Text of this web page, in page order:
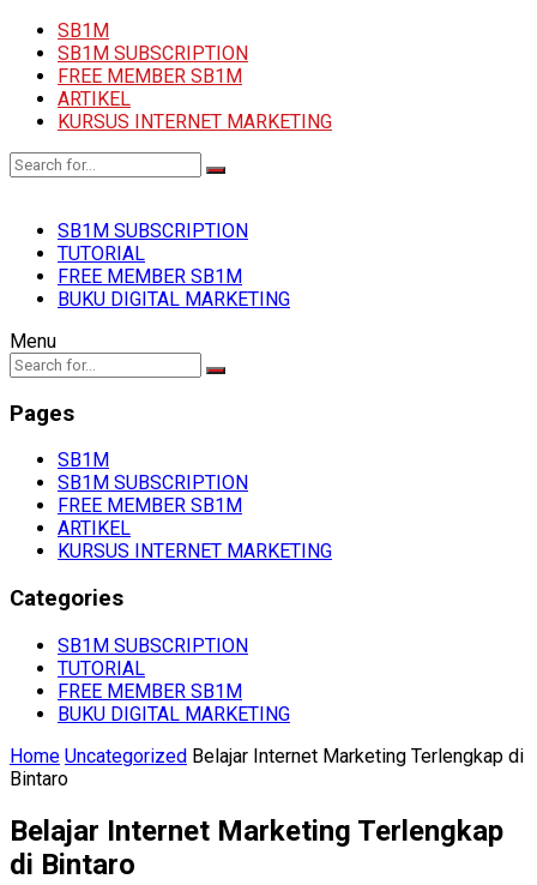
SB1M
SB1M SUBSCRIPTION
FREE MEMBER SB1M
ARTIKEL
KURSUS INTERNET MARKETING
SB1M SUBSCRIPTION
TUTORIAL
FREE MEMBER SB1M
BUKU DIGITAL MARKETING
Menu
Pages
SB1M
SB1M SUBSCRIPTION
FREE MEMBER SB1M
ARTIKEL
KURSUS INTERNET MARKETING
Categories
SB1M SUBSCRIPTION
TUTORIAL
FREE MEMBER SB1M
BUKU DIGITAL MARKETING
Home Uncategorized Belajar Internet Marketing Terlengkap di
Bintaro
Belajar Internet Marketing Terlengkap
di Bintaro